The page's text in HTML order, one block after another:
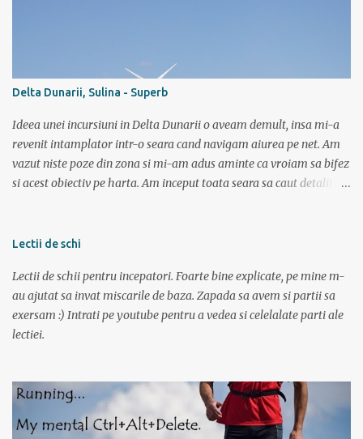
pe acolo decat incepand cu ultimii 3 ani. Dar daca vreau triatlon
trebuie sa si inot, iar in bazin acest lucru chiar imi place. Dar daca
vreau triatlon trebuie sa inot si in lac, mai ales in lac. Văleu! Hai ca
n-o fi ala negru asa de negru (negr...
Delta Dunarii, Sulina - Superb
Ideea unei incursiuni in Delta Dunarii o aveam demult, insa mi-a
revenit intamplator intr-o seara cand navigam aiurea pe net. Am
vazut niste poze din zona si mi-am adus aminte ca vroiam sa bifez
si acest obiectiv pe harta. Am inceput toata seara sa caut detalii pe
monstrul” care a pus capac. Dupa superba tura in muntii Sureanu (
Bucuresti spre Tulcea cu acceleratul de la 5:40, pe care l-am prins la
mustata intrucat primul metrou vine la ora 5. Trenul a fost foarte
aglomerat, multa lume mergand la Sfantu Gheorghe unde luni
incepea festivalul de film Anonimul. Pe geam am vazut
una cu 3 persoane; spre norocul nostru toti se inghesuiau sa ia
bilete spre Sf. Gheorg...
Lectii de schi
Lectii de schii pentru incepatori. Foarte bine explicate, pe mine m-
au ajutat sa invat miscarile de baza. Zapada sa avem si partii sa
exersam :) Intrati pe youtube pentru a vedea si celelalate parti ale
lectiei.